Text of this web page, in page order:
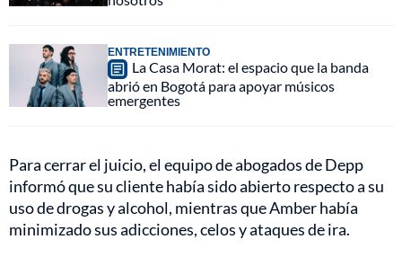
ENTRETENIMIENTO
La Casa Morat: el espacio que la banda
abrió en Bogotá para apoyar músicos
emergentes
Para cerrar el juicio, el equipo de abogados de Depp
informó que su cliente había sido abierto respecto a su
uso de drogas y alcohol, mientras que Amber había
minimizado sus adicciones, celos y ataques de ira.